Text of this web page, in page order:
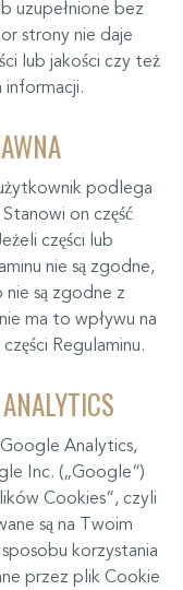
uzupełnione bez
strony nie daje
lub jakości czy też
informacji.
podlega
on część
części lub
nie są zgodne,
nie są zgodne z
ma to wpływu na
Regulaminu.
Analytics,
Inc. („Google“)
Cookies“, czyli
są na Twoim
korzystania
przez plik Cookie